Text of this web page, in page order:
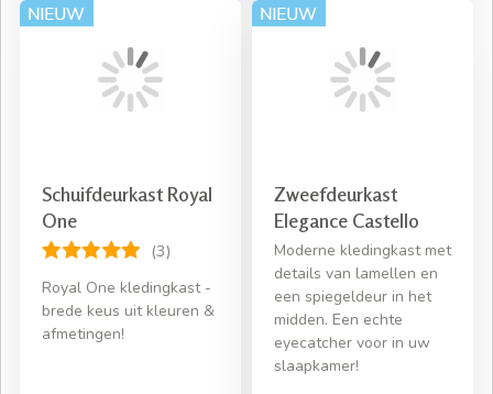
Schuifdeurkast Royal
One
(3)
Royal One kledingkast -
brede keus uit kleuren &
afmetingen!
Zweefdeurkast
Elegance Castello
Moderne kledingkast met
details van lamellen en
een spiegeldeur in het
midden. Een echte
eyecatcher voor in uw
slaapkamer!